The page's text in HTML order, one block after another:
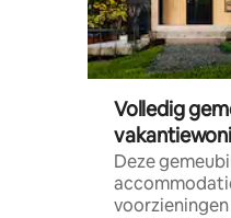
Volledig
Deze
voorzieningen